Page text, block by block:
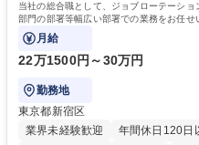
当社の総合職として、ジョブローテーシ
部門の部署等幅広い部署での業務をお任せ
ております！ ※下記業務詳細
月給
22万1500円～30万円
勤務地
東京都新宿区
業界未経験歓迎
年間休日120日